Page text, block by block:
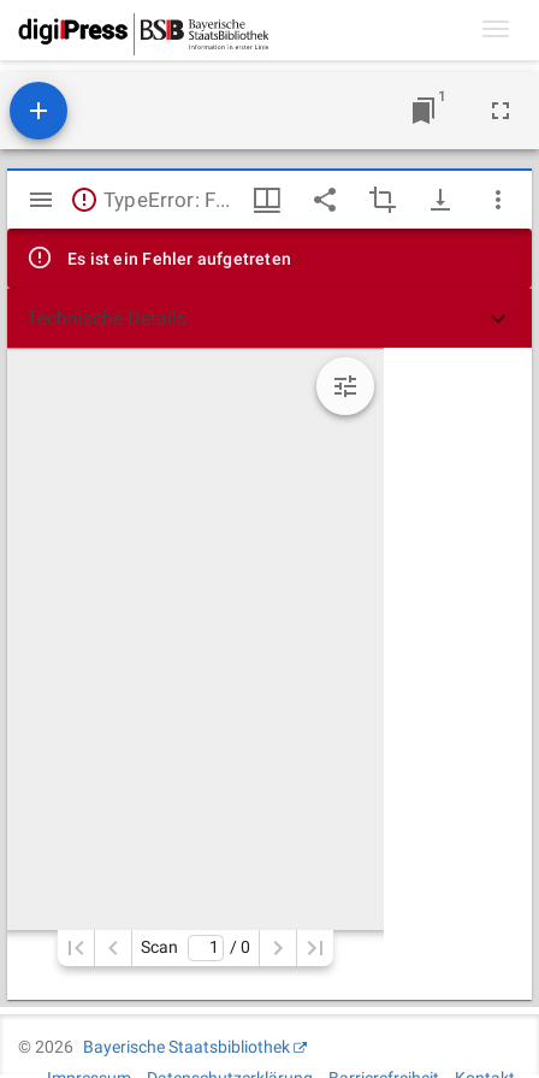
1
Mirador
Viewer
TypeError: Failed to fetch
Es ist ein Fehler aufgetreten
Technische Details
Scan / 0
©2026
Bayerische Staatsbibliothek